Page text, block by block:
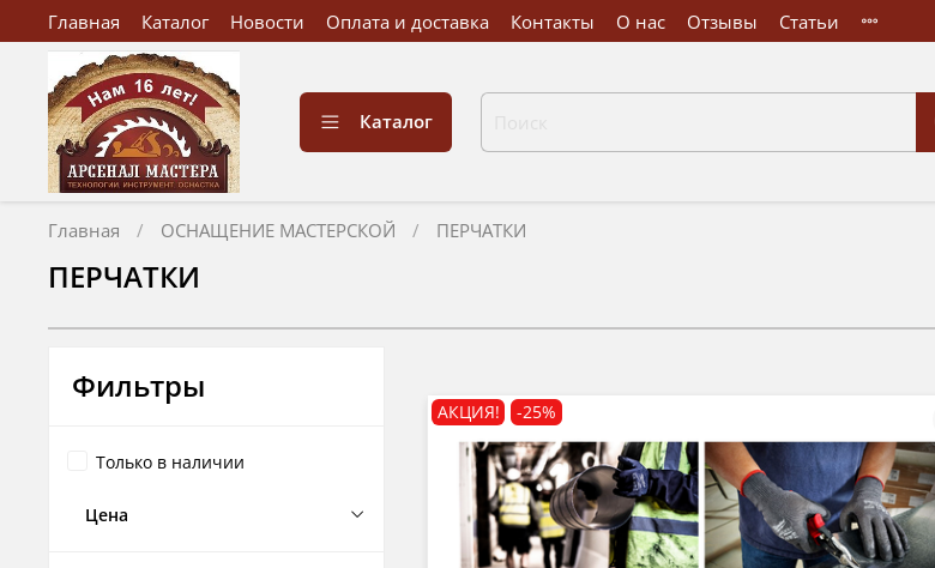
Главная Каталог Новости Оплата и доставка Контакты О нас Отзывы Статьи
Каталог
Главная ОСНАЩЕНИЕ МАСТЕРСКОЙ ПЕРЧАТКИ
ПЕРЧАТКИ
АКЦИЯ! -25%
Фильтры
Только в наличии
Цена